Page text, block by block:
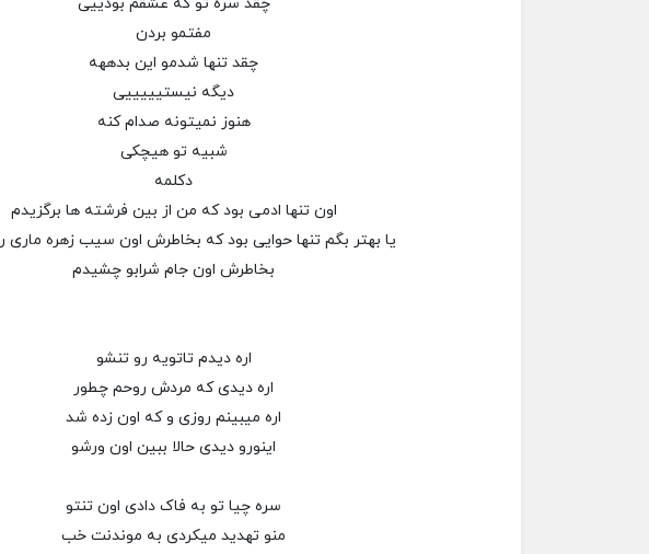
مفتمو بردن
چقد تنها شدمو این بدههه
دیگه نیستیییییی
هنوز نمیتونه صدام کنه
شبیه تو هیچکی
دکلمه
اون تنها ادمی بود که من از بین فرشته ها برگزیدم
یا بهتر بگم تنها حوایی بود که بخاطرش اون سیب زهره ماری
بخاطرش اون جام شرابو چشیدم
اره دیدم تاتویه رو تنشو
اره دیدی که مردش روحم چطور
اره میبینم روزی و که اون زده شد
اینورو دیدی حالا ببین اون ورشو
سره چیا تو به فاک دادی اون تنتو
منو تهدید میکردی به موندنت خب